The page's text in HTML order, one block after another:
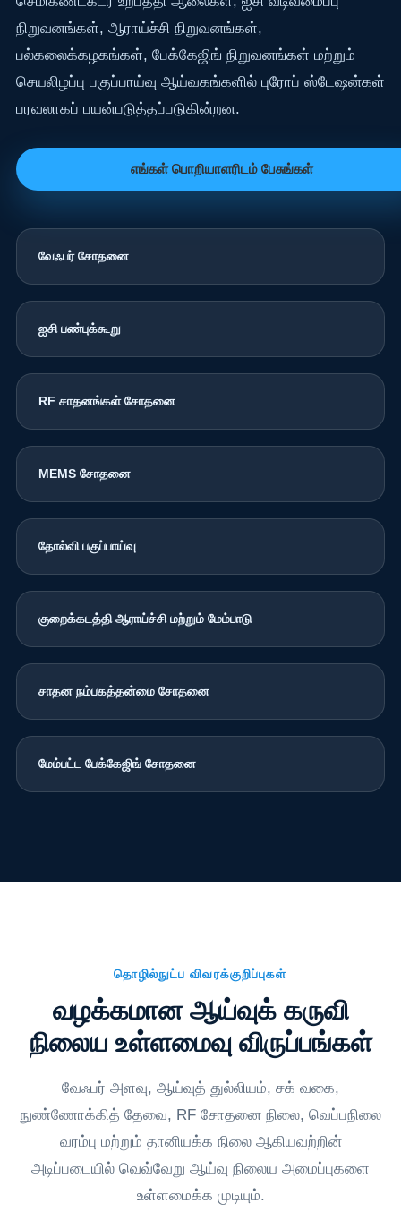
நிறுவனங்கள், ஆராய்ச்சி நிறுவனங்கள்,
பல்கலைக்கழகங்கள், பேக்கேஜிங் நிறுவனங்கள் மற்றும்
செயலிழப்பு பகுப்பாய்வு ஆய்வகங்களில் புரோப் ஸ்டேஷன்கள்
பரவலாகப் பயன்படுத்தப்படுகின்றன.
எங்கள் பொறியாளரிடம் பேசுங்கள்
வேஃபர் சோதனை
ஐசி பண்புக்கூறு
RF சாதனங்கள் சோதனை
MEMS சோதனை
தோல்வி பகுப்பாய்வு
குறைக்கடத்தி ஆராய்ச்சி மற்றும் மேம்பாடு
சாதன நம்பகத்தன்மை சோதனை
மேம்பட்ட பேக்கேஜிங் சோதனை
தொழில்நுட்ப விவரக்குறிப்புகள்
வழக்கமான ஆய்வுக் கருவி
நிலைய உள்ளமைவு விருப்பங்கள்
வேஃபர் அளவு, ஆய்வுத் துல்லியம், சக் வகை,
நுண்ணோக்கித் தேவை, RF சோதனை நிலை, வெப்பநிலை
வரம்பு மற்றும் தானியக்க நிலை ஆகியவற்றின்
அடிப்படையில் வெவ்வேறு ஆய்வு நிலைய அமைப்புகளை
உள்ளமைக்க முடியும்.